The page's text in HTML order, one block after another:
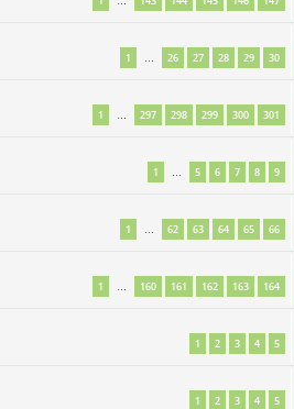
1 … 26 27 28 29 30
1 … 297 298 299 300 301
1 … 5 6 7 8 9
1 … 62 63 64 65 66
1 … 160 161 162 163 164
1 2 3 4 5
1 2 3 4 5